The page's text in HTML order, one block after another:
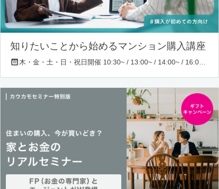
知りたいことから始めるマンション購入講座